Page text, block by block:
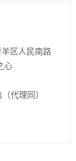
区人民南路
心
代理同）